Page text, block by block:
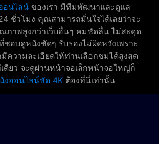
อนไลน์ ของเรา มีทีมพัฒนาและดูแล
ชั่วโมง คุณสามารถมั่นใจได้เลยว่าจะ
ภาพสูงกว่าเว็บอื่นๆ คมชัดลื่น ไม่สะดุด
อบดูหนังชัดๆ รับรองไม่ผิดหวังเพราะ
มีความละเอียดให้ท่านเลือกชมได้สูงสุด
ดียว จะดูผ่านหน้าจอเล็กหน้าจอใหญ่ก็
งออนไลน์ชัด 4K ต้องที่นี่เท่านั้น